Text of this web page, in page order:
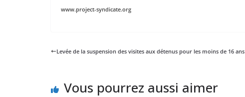
www.project-syndicate.org
Levée de la suspension des visites aux détenus pour les moins de 16 ans
Vous pourrez aussi aimer